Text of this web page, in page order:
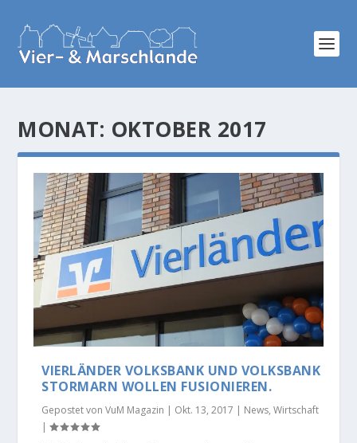
MONAT: OKTOBER 2017
VIERLÄNDER VOLKSBANK UND VOLKSBANK
STORMARN WOLLEN FUSIONIEREN.
Gepostet vonVuM Magazin | Okt. 13, 2017 | News,Wirtschaft
|